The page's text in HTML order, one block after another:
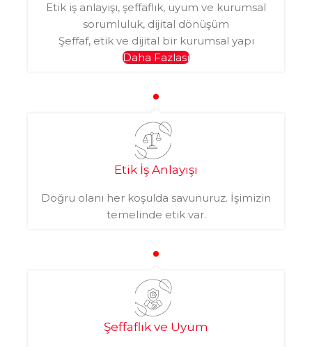
Etik iş anlayışı, şeffaflık, uyum ve kurumsal
sorumluluk, dijital dönüşüm
Şeffaf, etik ve dijital bir kurumsal yapı
Daha Fazlası
Etik İş Anlayışı
Doğru olanı her koşulda savunuruz. İşimizin
temelinde etik var.
Şeffaflık ve Uyum